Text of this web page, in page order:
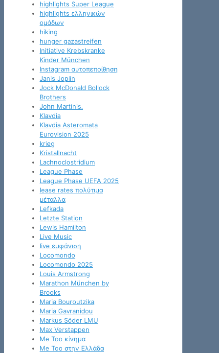
highlights Super League
highlights ελληνικών
ομάδων
hiking
hunger gazastreifen
Initiative Krebskranke
Kinder München
Instagram αυτοπεποίθηση
Janis Joplin
Jock McDonald Bollock
Brothers
John Martinis.
Klavdia
Klavdia Asteromata
Eurovision 2025
krieg
Kristallnacht
Lachnoclostridium
League Phase
League Phase UEFA 2025
lease rates πολύτιμα
μέταλλα
Lefkada
Letzte Station
Lewis Hamilton
Live Music
live εμφάνιση
Locomondo
Locomondo 2025
Louis Armstrong
Marathon München by
Brooks
Maria Bouroutzika
Maria Gavranidou
Markus Söder LMU
Max Verstappen
Me Too κίνημα
Me Too στην Ελλάδα